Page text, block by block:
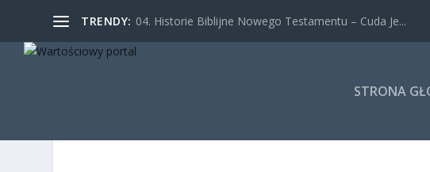
TRENDY: 04. Historie Biblijne Nowego Testamentu – Cuda Je...
STRONA